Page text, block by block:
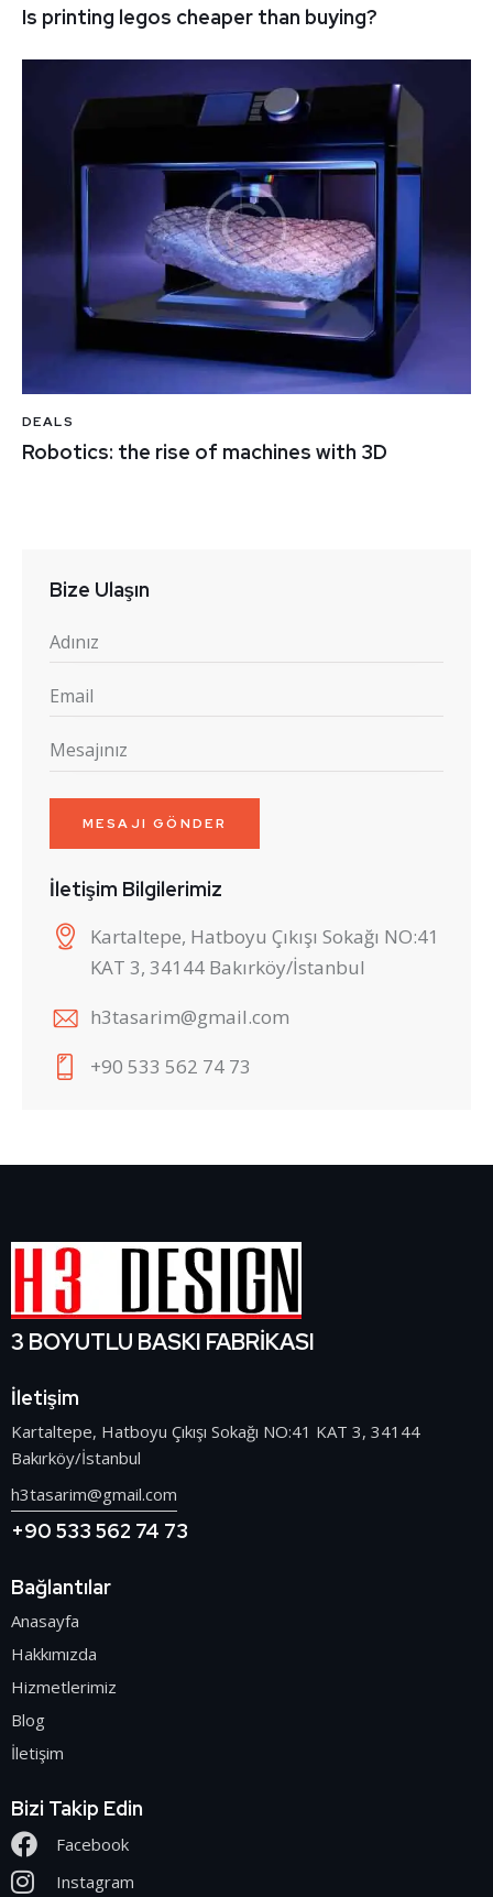
Is printing legos cheaper than buying?
DEALS
Robotics: the rise of machines with 3D
Bize Ulaşın
İletişim Bilgilerimiz
Kartaltepe, Hatboyu Çıkışı Sokağı NO:41
KAT 3, 34144 Bakırköy/İstanbul
h3tasarim@gmail.com
+90 533 562 74 73
3 BOYUTLU BASKI FABRİKASI
İletişim
Kartaltepe, Hatboyu Çıkışı Sokağı NO:41 KAT 3, 34144
Bakırköy/İstanbul
h3tasarim@gmail.com
+90 533 562 74 73
Bağlantılar
Anasayfa
Hakkımızda
Hizmetlerimiz
Blog
İletişim
Bizi Takip Edin
Facebook
Instagram